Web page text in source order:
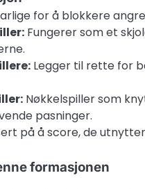
for å blokkere
Fungerer som et
Legger til rette for
Nøkkelspiller som
pasninger.
på å score, de
formasjonen